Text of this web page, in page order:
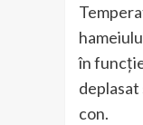
în
deplasat
con.